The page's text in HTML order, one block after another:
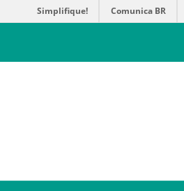
Simplifique! Comunica BR